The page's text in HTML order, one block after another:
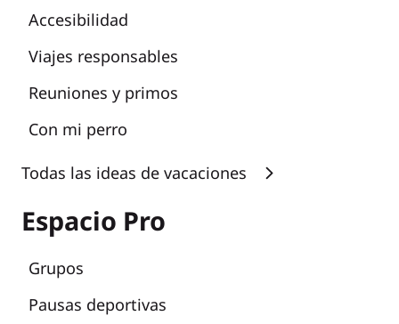
Accesibilidad
Viajes responsables
Reuniones y primos
Con mi perro
Todas las ideas de vacaciones
Espacio Pro
Grupos
Pausas deportivas